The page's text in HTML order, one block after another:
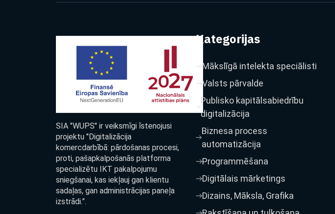
SIA "WUPS" ir veiksmīgi īstenojusi
projektu "Digitalizācija
komercdarbībā: pārdošanas procesi,
proti, pašapkalpošanās platforma
specializētu IKT pakalpojumu
sniegšanai, kas iekļauj gan klientu
sadaļas, gan administrācijas paneļa
izstrādi.”.
Kategorijas
Mākslīgā intelekta speciālisti
Valsts pārvalde
Publisko kapitālsabiedrību
digitalizācija
Biznesa process
automatizācija
Programmēšana
Digitālais mārketings
Dizains, Māksla, Grafika